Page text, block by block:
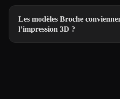
Les modèles Broche
l’impression 3D ?